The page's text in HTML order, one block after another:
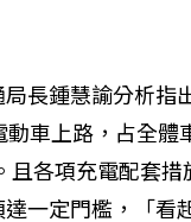
長鍾慧諭分析指
車上路，占全
各項充電配套
一定門檻，「看